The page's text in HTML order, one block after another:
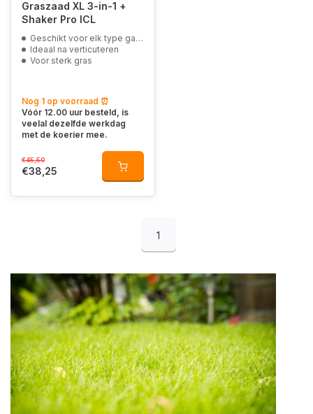
Graszaad XL 3-in-1 +
Shaker Pro ICL
Geschikt voor elk type gazon
Ideaal na verticuteren
Voor sterk gras
Nog 1 op voorraad ⏰
Vóór 12.00 uur besteld, is
veelal dezelfde werkdag
met de koerier mee.
€45,50
€38,25
1